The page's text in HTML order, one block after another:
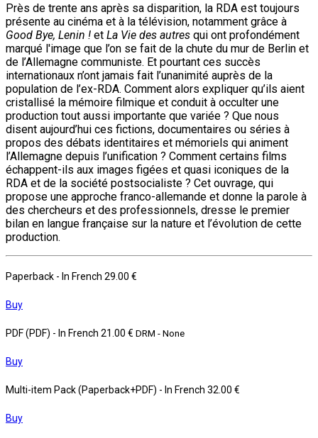
Près de trente ans après sa disparition, la RDA est toujours
présente au cinéma et à la télévision, notamment grâce à
Good Bye, Lenin ! et La Vie des autres qui ont profondément
marqué l'image que l’on se fait de la chute du mur de Berlin et
de l’Allemagne communiste. Et pourtant ces succès
internationaux n’ont jamais fait l’unanimité auprès de la
population de l’ex-RDA. Comment alors expliquer qu’ils aient
cristallisé la mémoire filmique et conduit à occulter une
production tout aussi importante que variée ? Que nous
disent aujourd’hui ces fictions, documentaires ou séries à
propos des débats identitaires et mémoriels qui animent
l’Allemagne depuis l’unification ? Comment certains films
échappent-ils aux images figées et quasi iconiques de la
RDA et de la société postsocialiste ? Cet ouvrage, qui
propose une approche franco-allemande et donne la parole à
des chercheurs et des professionnels, dresse le premier
bilan en langue française sur la nature et l’évolution de cette
production.
Paperback - In French 29.00 €
Buy
PDF (PDF) - In French 21.00 € DRM - None
Buy
Multi-item Pack (Paperback+PDF) - In French 32.00 €
Buy